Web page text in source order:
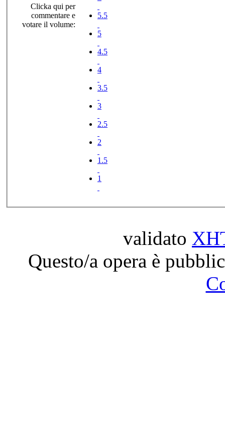
Clicka qui per
commentare e
votare il volume:
5.5
5
4.5
4
3.5
3
2.5
2
1.5
1
validato
Questo/a opera è